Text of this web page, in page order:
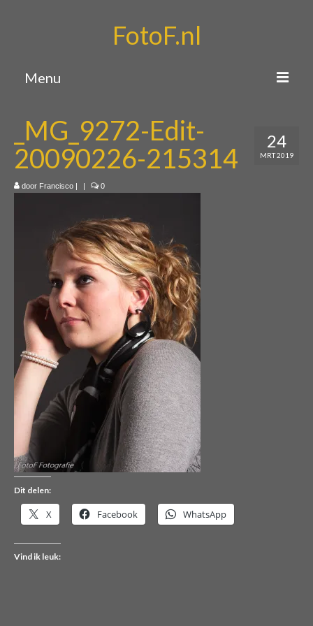
FotoF.nl
Menu
Portfolio
Over mij
24
MRT 2019
_MG_9272-Edit-
20090226-215314
door Francisco | | 0
Dit delen:
X Facebook WhatsApp
Vind ik leuk: